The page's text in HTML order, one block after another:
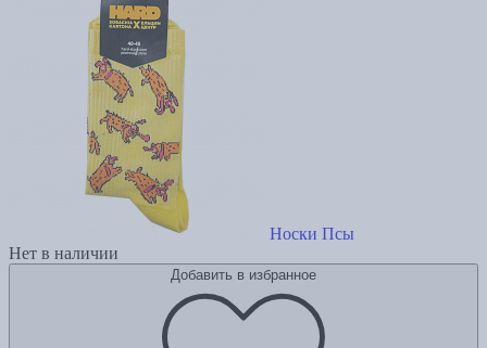
Носки Псы
Нет в наличии
Добавить в избранное